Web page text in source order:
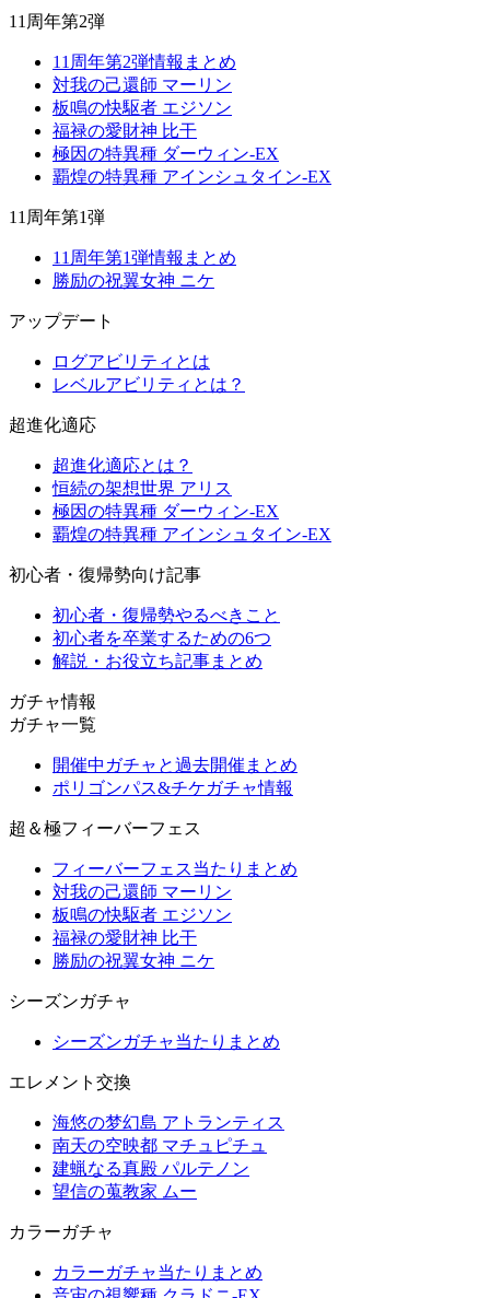
11周年第2弾
11周年第2弾情報まとめ
対我の己還師 マーリン
板鳴の快駆者 エジソン
福禄の愛財神 比干
極因の特異種 ダーウィン-EX
覇煌の特異種 アインシュタイン-EX
11周年第1弾
11周年第1弾情報まとめ
勝励の祝翼女神 ニケ
アップデート
ログアビリティとは
レベルアビリティとは？
超進化適応
超進化適応とは？
恒続の架想世界 アリス
極因の特異種 ダーウィン-EX
覇煌の特異種 アインシュタイン-EX
初心者・復帰勢向け記事
初心者・復帰勢やるべきこと
初心者を卒業するための6つ
解説・お役立ち記事まとめ
ガチャ情報
ガチャ一覧
開催中ガチャと過去開催まとめ
ポリゴンパス&チケガチャ情報
超＆極フィーバーフェス
フィーバーフェス当たりまとめ
対我の己還師 マーリン
板鳴の快駆者 エジソン
福禄の愛財神 比干
勝励の祝翼女神 ニケ
シーズンガチャ
シーズンガチャ当たりまとめ
エレメント交換
海悠の梦幻島 アトランティス
南天の空映都 マチュピチュ
建蝋なる真殿 パルテノン
望信の蒐教家 ムー
カラーガチャ
カラーガチャ当たりまとめ